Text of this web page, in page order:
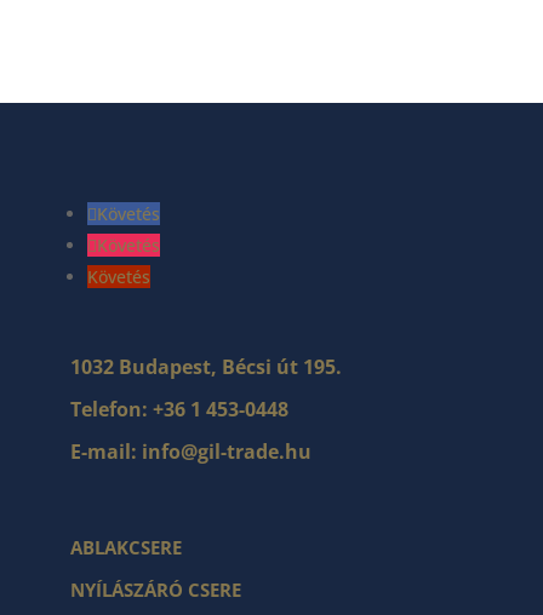
Követés
Követés
Követés
1032 Budapest, Bécsi út 195.
Telefon:+36 1 453-0448
E-mail: info@gil-trade.hu
ABLAKCSERE
NYÍLÁSZÁRÓ CSERE